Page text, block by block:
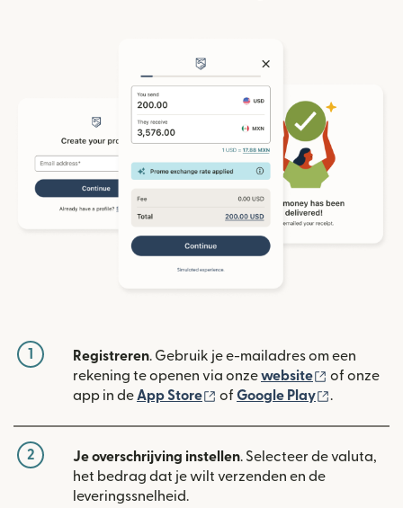
1 Registreren. Gebruik je e-mailadres om een
rekening te openen via onzewebsite (wordt
of onze
app in de App Store (wordt geopend in een
of Google Play .
2 Je overschrijving instellen. Selecteer de valuta,
het bedrag dat je wilt verzenden en de
leveringssnelheid.